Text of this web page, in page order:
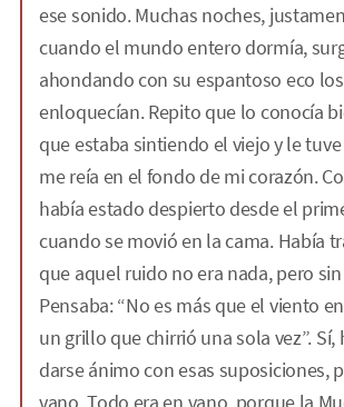
ese sonido. Muchas noches,
cuando el mundo entero dormía,
ahondando con su espantoso eco
enloquecían. Repito que lo conocía
que estaba sintiendo el viejo y le
me reía en el fondo de mi corazón.
había estado despierto desde el
cuando se movió en la cama. Había
que aquel ruido no era nada, pero
Pensaba: “No es más que el viento
un grillo que chirrió una sola vez”.
darse ánimo con esas suposiciones,
vano. Todo era en vano, porque la